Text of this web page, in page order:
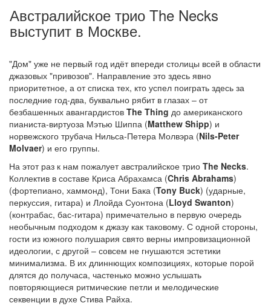
Австралийское трио The Necks
выступит в Москве.
"Дом" уже не первый год идёт впереди столицы всей в области
джазовых "привозов". Направление это здесь явно
приоритетное, а от списка тех, кто успел поиграть здесь за
последние год-два, буквально рябит в глазах – от
безбашенных авангардистов The Thing до американского
пианиста-виртуоза Мэтью Шиппа (Matthew Shipp) и
норвежского трубача Нильса-Петера Молвэра (Nils-Peter
Molvaer) и его группы.
На этот раз к нам пожалует австралийское трио The Necks.
Коллектив в составе Криса Абрахамса (Chris Abrahams)
(фортепиано, хаммонд), Тони Бака (Tony Buck) (ударные,
перкуссия, гитара) и Ллойда Суонтона (Lloyd Swanton)
(контрабас, бас-гитара) примечательно в первую очередь
необычным подходом к джазу как таковому. С одной стороны,
гости из южного полушария свято верны импровизационной
идеологии, с другой – совсем не гнушаются эстетики
минимализма. В их длиннющих композициях, которые порой
длятся до получаса, частенько можно услышать
повторяющиеся ритмические петли и мелодические
секвенции в духе Стива Райха.